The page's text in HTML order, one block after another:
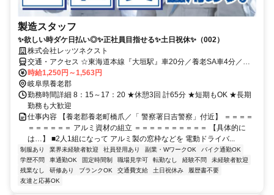
製造スタッフ
✨欲しい時ダケ日払い◎✨正社員目指せる✨土日祝休✨（002）
株式会社レッツネクスト
交通・アクセス ☆東海道本線『大垣駅』車20分／養老SA車4分／
車・バイク通勤OK
時給1,250円～1,563円
岐阜県養老郡
勤務時間詳細 8：15～17：20 ★休憩3回 計65分 ★短期もOK ★長期
勤務も大歓迎
仕事内容 【養老郡養老町橋爪／「 警察署日吉警察」付近】 ＝＝＝＝
＝＝＝＝＝＝ アルミ資材の組立 ＝＝＝＝＝＝＝＝＝＝ 【具体的に
は…】 ■2人1組になって アルミ製の窓枠などを 電動ドライバ...
制服あり 業界未経験者歓迎 社員登用あり 副業・WワークOK
バイク通勤OK
学歴不問
車通勤OK 固定時間制 職場見学可 転勤なし 経験不問
未経験者歓迎
残業なし
研修あり ブランクOK 交通費支給 土日祝休み
履歴書不要
友達と応募OK